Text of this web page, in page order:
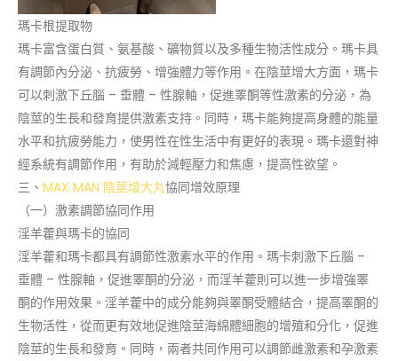
瑪卡根提取物
瑪卡富含蛋白質、氨基酸、礦物質以及多種生物活性成分。瑪卡具
有調節內分泌、抗疲勞、增強體力等作用。在陰莖增大方面，瑪卡
可以刺激下丘腦 – 垂體 – 性腺軸，促進睪酮等性激素的分泌，為
陰莖的生長和發育提供激素支持。同時，瑪卡能夠提高身體的能量
水平和抗疲勞能力，使男性在性生活中有更好的表現。瑪卡還對神
經系統有調節作用，有助於減輕壓力和焦慮，提高性欲望。
三、 MAX MAN 陰莖增大丸協同增效原理
（一）激素調節協同作用
淫羊藿與瑪卡的協同
淫羊藿和瑪卡都具有調節性激素水平的作用。瑪卡刺激下丘腦 –
垂體 – 性腺軸，促進睪酮的分泌，而淫羊藿則可以進一步增強睪
酮的作用效果。淫羊藿中的成分能夠與睪酮受體結合，提高睪酮的
生物活性，從而更有效地促進陰莖海綿體細胞的增殖和分化，促進
陰莖的生長和發育。同時，兩者共同作用可以調節雌激素和孕激素